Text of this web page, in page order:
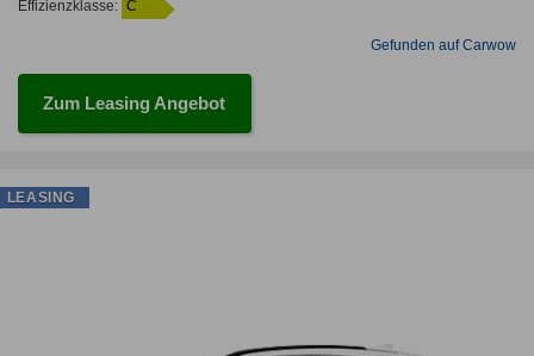
Effizienzklasse: C
Gefunden auf Carwow
Zum Leasing Angebot
LEASING